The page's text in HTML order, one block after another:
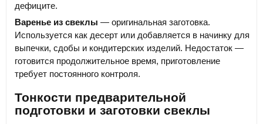
дефиците.
Варенье из свеклы — оригинальная заготовка.
Используется как десерт или добавляется в начинку для
выпечки, сдобы и кондитерских изделий. Недостаток —
готовится продолжительное время, приготовление
требует постоянного контроля.
Тонкости предварительной
подготовки и заготовки свеклы